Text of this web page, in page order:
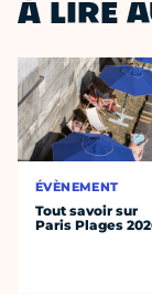
À LIRE
ÉVÈNEMENT
Tout savoir sur
Paris Plages